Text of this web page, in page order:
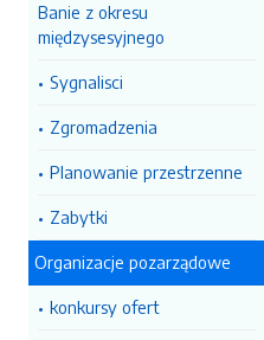
Banie z okresu
międzysesyjnego
Sygnalisci
Zgromadzenia
Planowanie przestrzenne
Zabytki
Organizacje pozarządowe
konkursy ofert